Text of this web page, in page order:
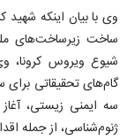
وی با بیان اینکه
ساخت زیرساخت‌های
شیوع ویروس
گام‌های تحقیقاتی
سه ایمنی زیستی،
ژنوم‌شناسی، از جمله